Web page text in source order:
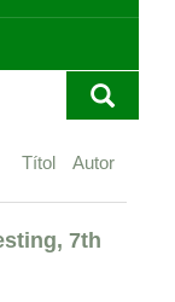
Títol Autor
7th